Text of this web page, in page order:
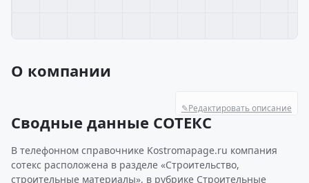
О компании
✎Редактировать описание
Сводные данные СОТЕКС
В телефонном справочнике Kostromapage.ru компания
сотекс расположена в разделе «Строительство,
строительные материалы», в рубрике Строительные